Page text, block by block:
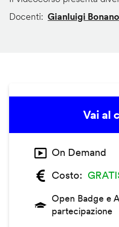
Docenti
Gianluigi
Vai al
On Demand
Costo
Open Badge e
partecipazione